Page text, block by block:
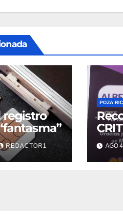
registro
REDACTOR1
POZA
AGO